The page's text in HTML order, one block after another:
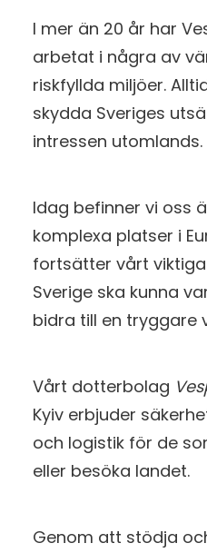
I mer än 20 år har
arbetat i några av
riskfyllda miljöer.
skydda Sveriges
intressen utomlands.
Idag befinner vi oss
komplexa platser i
fortsätter vårt
Sverige ska kunna
bidra till en tryggare
Vårt dotterbolag
Kyiv erbjuder
och logistik för de
eller besöka landet.
Genom att stödja